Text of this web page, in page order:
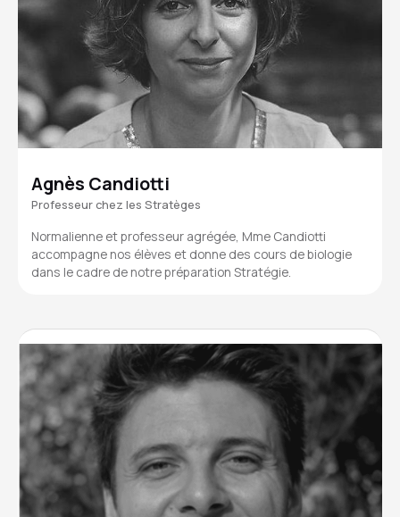
Agnès Candiotti
Professeur chez les Stratèges
Normalienne et professeur agrégée, Mme Candiotti
accompagne nos élèves et donne des cours de biologie
dans le cadre de notre préparation Stratégie.